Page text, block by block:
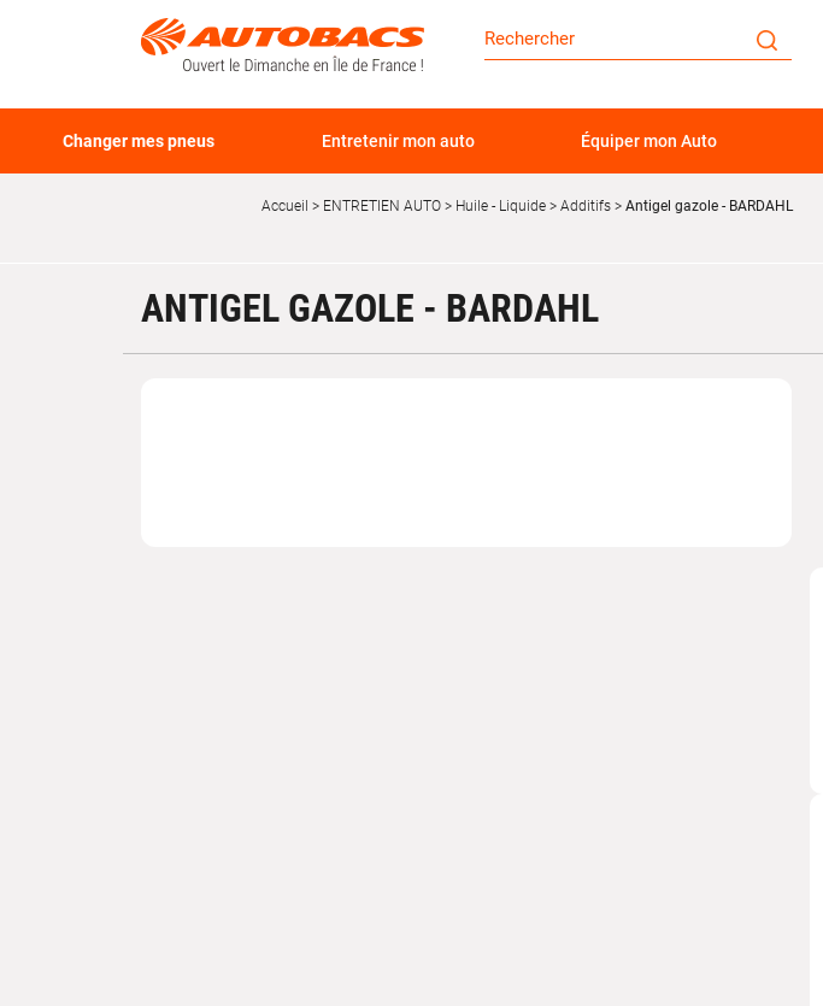
Changer mes pneus Entretenir mon auto Équiper mon Auto
Accueil ENTRETIEN AUTO Huile - Liquide Additifs Antigel gazole - BARDAHL
ANTIGEL GAZOLE - BARDAHL